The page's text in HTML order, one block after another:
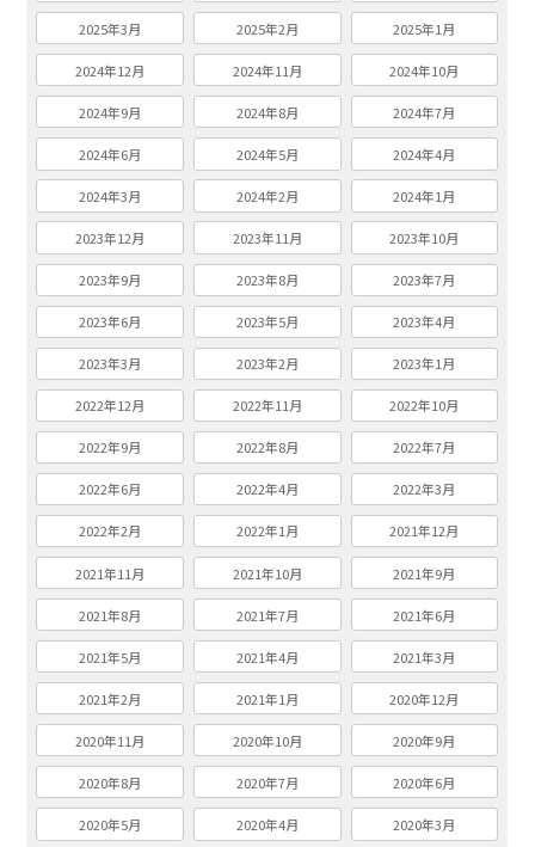
2025年3月 2025年2月 2025年1月
2024年12月 2024年11月 2024年10月
2024年9月 2024年8月 2024年7月
2024年6月 2024年5月 2024年4月
2024年3月 2024年2月 2024年1月
2023年12月 2023年11月 2023年10月
2023年9月 2023年8月 2023年7月
2023年6月 2023年5月 2023年4月
2023年3月 2023年2月 2023年1月
2022年12月 2022年11月 2022年10月
2022年9月 2022年8月 2022年7月
2022年6月 2022年4月 2022年3月
2022年2月 2022年1月 2021年12月
2021年11月 2021年10月 2021年9月
2021年8月 2021年7月 2021年6月
2021年5月 2021年4月 2021年3月
2021年2月 2021年1月 2020年12月
2020年11月 2020年10月 2020年9月
2020年8月 2020年7月 2020年6月
2020年5月 2020年4月 2020年3月